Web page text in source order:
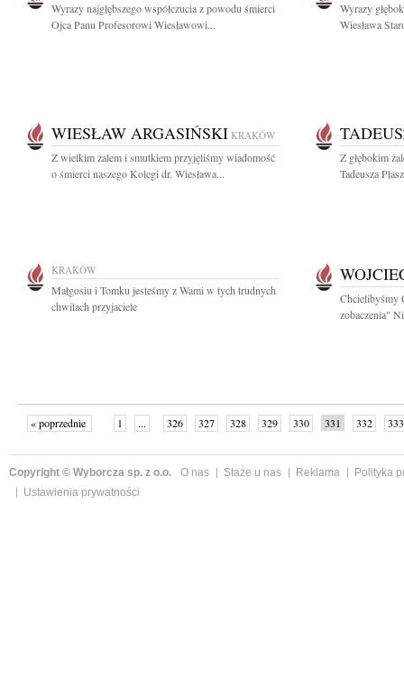
Wyrazy najgłębszego współczucia z powodu śmierci
Ojca Panu Profesorowi Wiesławowi...
Wyrazy
Wiesława
WIESŁAW ARGASIŃSKI KRAKÓW
Z wielkim żalem i smutkiem przyjęliśmy wiadomość
o śmierci naszego Kolegi dr. Wiesława...
Z głębokim
Tadeusza
KRAKÓW
Małgosiu i Tomku jesteśmy z Wami w tych trudnych
chwilach przyjaciele
Chcielibyśmy
zobaczenia"
« poprzednie 1 ... 326 327 328 329 330 331 332
333
Copyright © Wyborcza sp. z o.o. O nas Staże u nas Reklama
Polityka
Ustawienia prywatności